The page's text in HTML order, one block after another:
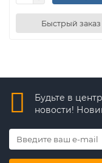
Быстрый заказ
Будьте в
новости!